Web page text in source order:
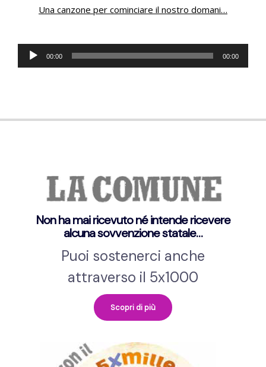
Una canzone per cominciare il nostro domani…
Audio
Player
00:00 00:00
Non ha mai ricevuto né intende ricevere
alcuna sovvenzione statale…
Puoi sostenerci anche
attraverso il 5x1000
Scopri di più